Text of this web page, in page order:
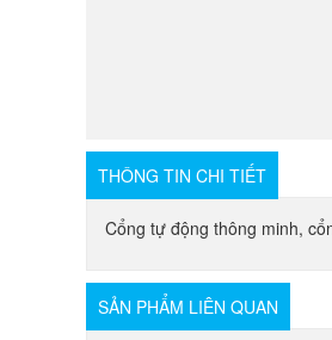
THÔNG TIN CHI TIẾT
Cổng tự động thông minh,
SẢN PHẨM LIÊN QUAN